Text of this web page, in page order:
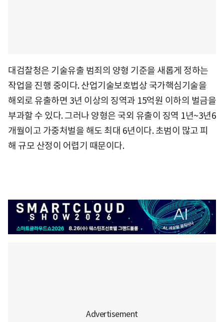
대검찰청은 기술유출 범죄의 양형 기준을 새롭게 정하는
작업을 진행 중이다. 산업기술보호법상 국가핵심기술을
해외로 유출하면 3년 이상의 징역과 15억원 이하의 벌금을
부과할 수 있다. 그러나 양형은 국외 유출이 징역 1년~3년6
개월이고 가중처벌을 해도 최대 6년이다. 초범이 많고 피
해 규모 산정이 어렵기 때문이다.